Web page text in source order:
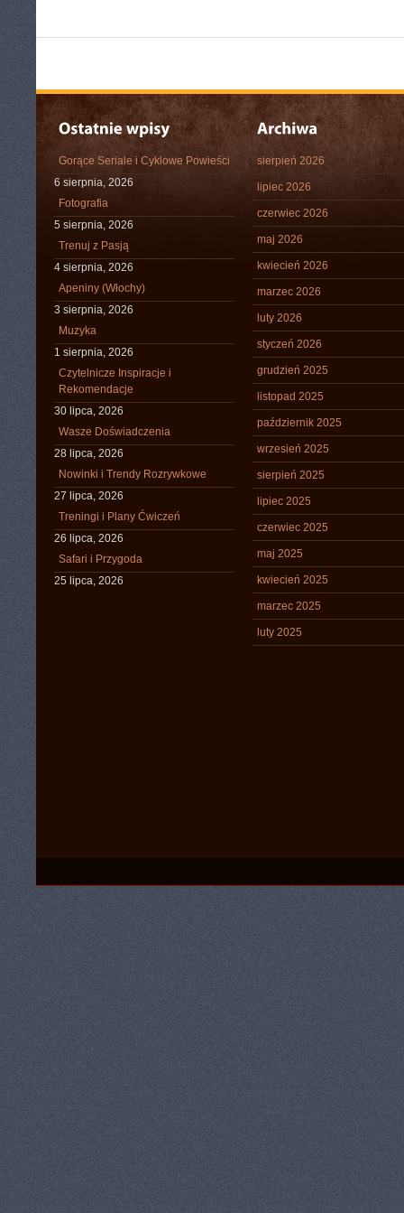
Gorące Seriale i Cyklowe Powieści
6 sierpnia, 2026
Fotografia
5 sierpnia, 2026
Trenuj z Pasją
4 sierpnia, 2026
Apeniny (Włochy)
3 sierpnia, 2026
Muzyka
1 sierpnia, 2026
Czytelnicze Inspiracje i
Rekomendacje
30 lipca, 2026
Wasze Doświadczenia
28 lipca, 2026
Nowinki i Trendy Rozrywkowe
27 lipca, 2026
Treningi i Plany Ćwiczeń
26 lipca, 2026
Safari i Przygoda
25 lipca, 2026
sierpień 2026
lipiec 2026
czerwiec 2026
maj 2026
kwiecień 2026
marzec 2026
luty 2026
styczeń 2026
grudzień 2025
listopad 2025
październik 2025
wrzesień 2025
sierpień 2025
lipiec 2025
czerwiec 2025
maj 2025
kwiecień 2025
marzec 2025
luty 2025